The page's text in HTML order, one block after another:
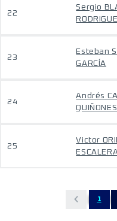
22
Sergio
23
Esteban
GARCÍA
24
Andrés
QUIÑONES
25
Victor
1